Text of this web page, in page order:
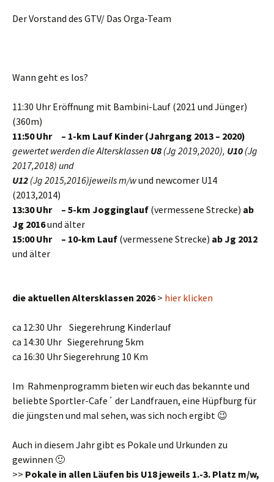
Der Vorstand des GTV/ Das Orga-Team
Wann geht es los?
11:30 Uhr Eröffnung mit Bambini-Lauf (2021 und Jünger)
(360m)
11:50 Uhr – 1-km Lauf Kinder (Jahrgang 2013 – 2020)
gewertet werden die Altersklassen U8 (Jg 2019,2020), U10 (Jg
2017,2018) und
U12 (Jg 2015,2016)jeweils m/wund newcomer U14
(2013,2014)
13:30 Uhr – 5-km Jogginglauf (vermessene Strecke) ab
Jg 2016und älter
15:00 Uhr – 10-km Lauf (vermessene Strecke) ab Jg 2012
und älter
die aktuellen Altersklassen 2026> hier klicken
ca 12:30 Uhr Siegerehrung Kinderlauf
ca 14:30 Uhr Siegerehrung 5km
ca 16:30 Uhr Siegerehrung 10 Km
Im Rahmenprogramm bieten wir euch das bekannte und
beliebte Sportler-Cafe´ der Landfrauen, eine Hüpfburg für
die jüngsten und mal sehen, was sich noch ergibt 😉
Auch in diesem Jahr gibt es Pokale und Urkunden zu
gewinnen 🙂
>> Pokale in allen Läufen bis U18 jeweils 1.-3. Platz m/w,